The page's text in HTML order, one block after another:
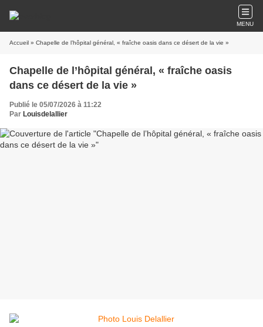
MENU
Accueil » Chapelle de l’hôpital général, « fraîche oasis dans ce désert de la vie »
Chapelle de l’hôpital général, « fraîche oasis
dans ce désert de la vie »
Publié le 05/07/2026 à 11:22
Par Louisdelallier